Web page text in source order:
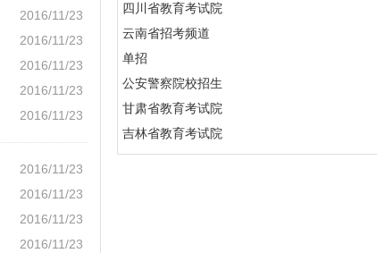
2016/11/23
2016/11/23
2016/11/23
2016/11/23
2016/11/23
2016/11/23
2016/11/23
2016/11/23
2016/11/23
四川省教育考试院
云南省招考频道
单招
公安警察院校招生
甘肃省教育考试院
吉林省教育考试院